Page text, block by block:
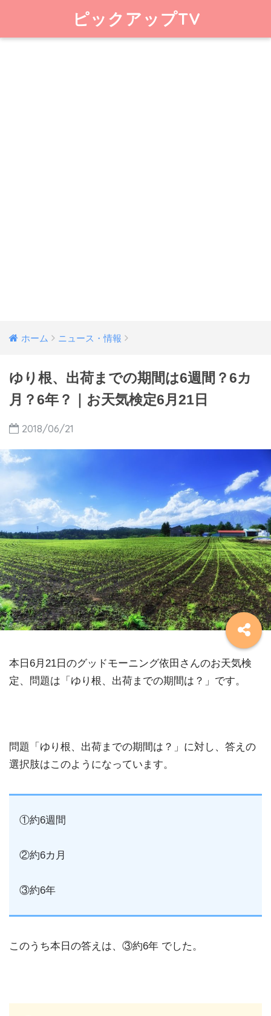
ピックアップTV
ホーム ニュース・情報
ゆり根、出荷までの期間は6週間？6カ
月？6年？｜お天気検定6月21日
2018/06/21
本日6月21日のグッドモーニング依田さんのお天気検
定、問題は「ゆり根、出荷までの期間は？」です。
問題「ゆり根、出荷までの期間は？」に対し、答えの
選択肢はこのようになっています。
①約6週間
②約6カ月
③約6年
このうち本日の答えは、③約6年 でした。